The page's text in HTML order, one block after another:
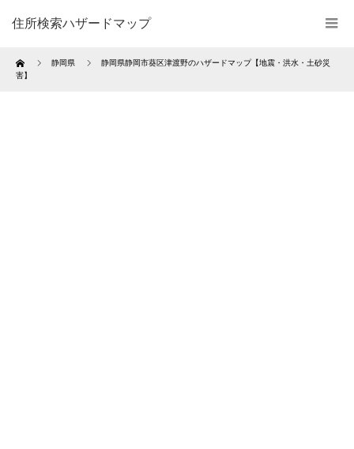
住所検索ハザードマップ
Home 静岡県
静岡県静岡市葵区津渡野のハザードマップ【地震・洪水・土砂災
害】